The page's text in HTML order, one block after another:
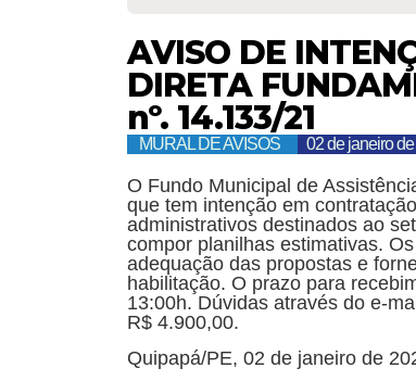
AVISO DE
DIRETA
nº. 14.133/21
MURAL DE AVISOS 02 de janeiro
O Fundo Municipal de
que tem intenção em
administrativos destinados ao
compor planilhas estimativas.
adequação das propostas e
habilitação. O prazo para
13:00h. Dúvidas através do e-
R$ 4.900,00.
Quipapá/PE, 02 de janeiro de